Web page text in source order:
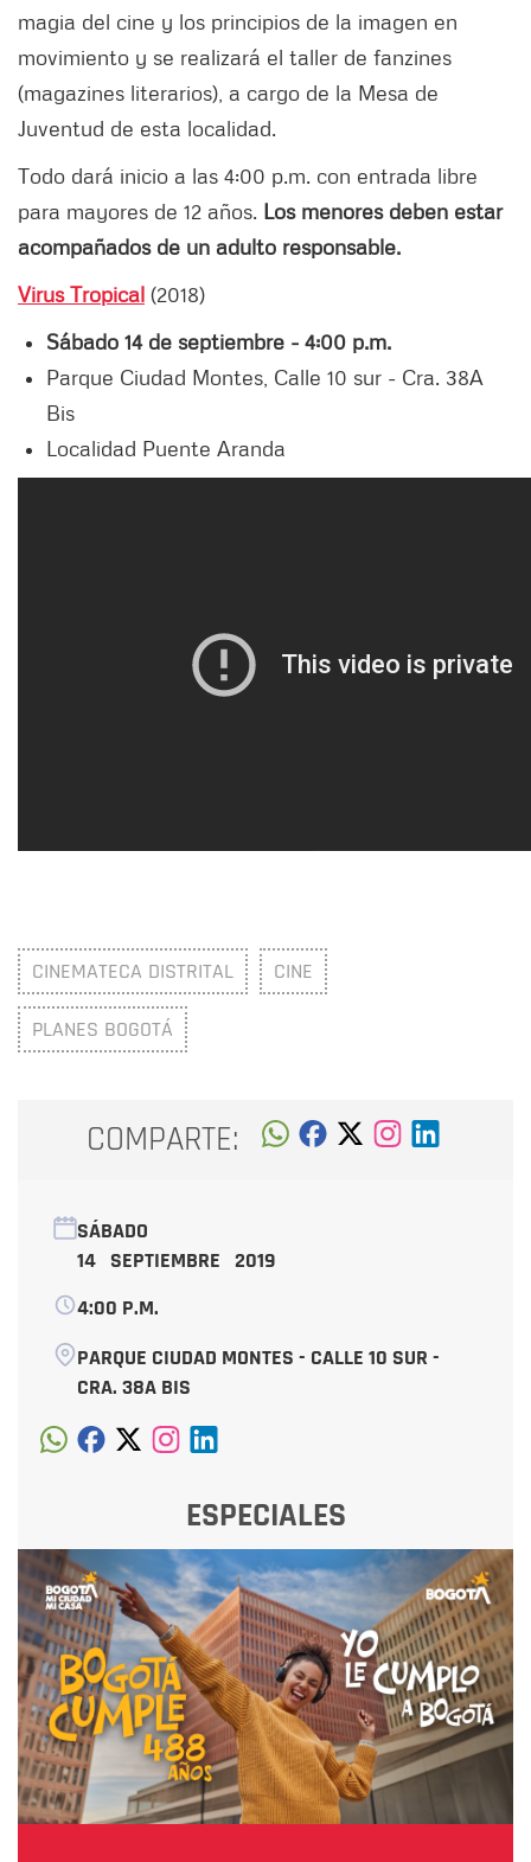
magia del cine y los principios de la imagen en
movimiento y se realizará el taller de fanzines
(magazines literarios), a cargo de la Mesa de
Juventud de esta localidad.
Todo dará inicio a las 4:00 p.m. con entrada libre
para mayores de 12 años. Los menores deben estar
acompañados de un adulto responsable.
Virus Tropical (2018)
Sábado 14 de septiembre - 4:00 p.m.
Parque Ciudad Montes, Calle 10 sur - Cra. 38A
Bis
Localidad Puente Aranda
CINEMATECA DISTRITAL CINE
PLANES BOGOTÁ
COMPARTE:
SÁBADO
14 SEPTIEMBRE 2019
4:00 P.M.
PARQUE CIUDAD MONTES - CALLE 10 SUR -
CRA. 38A BIS
ESPECIALES